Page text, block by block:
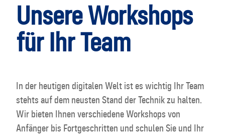
Unsere Workshops
für Ihr Team
In der heutigen digitalen Welt ist es wichtig Ihr Team
stehts auf dem neusten Stand der Technik zu halten.
Wir bieten Ihnen verschiedene Workshops von
Anfänger bis Fortgeschritten und schulen Sie und Ihr